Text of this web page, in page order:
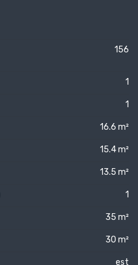
156
1
1
16.6 m²
15.4 m²
13.5 m²
1
35 m²
30 m²
est